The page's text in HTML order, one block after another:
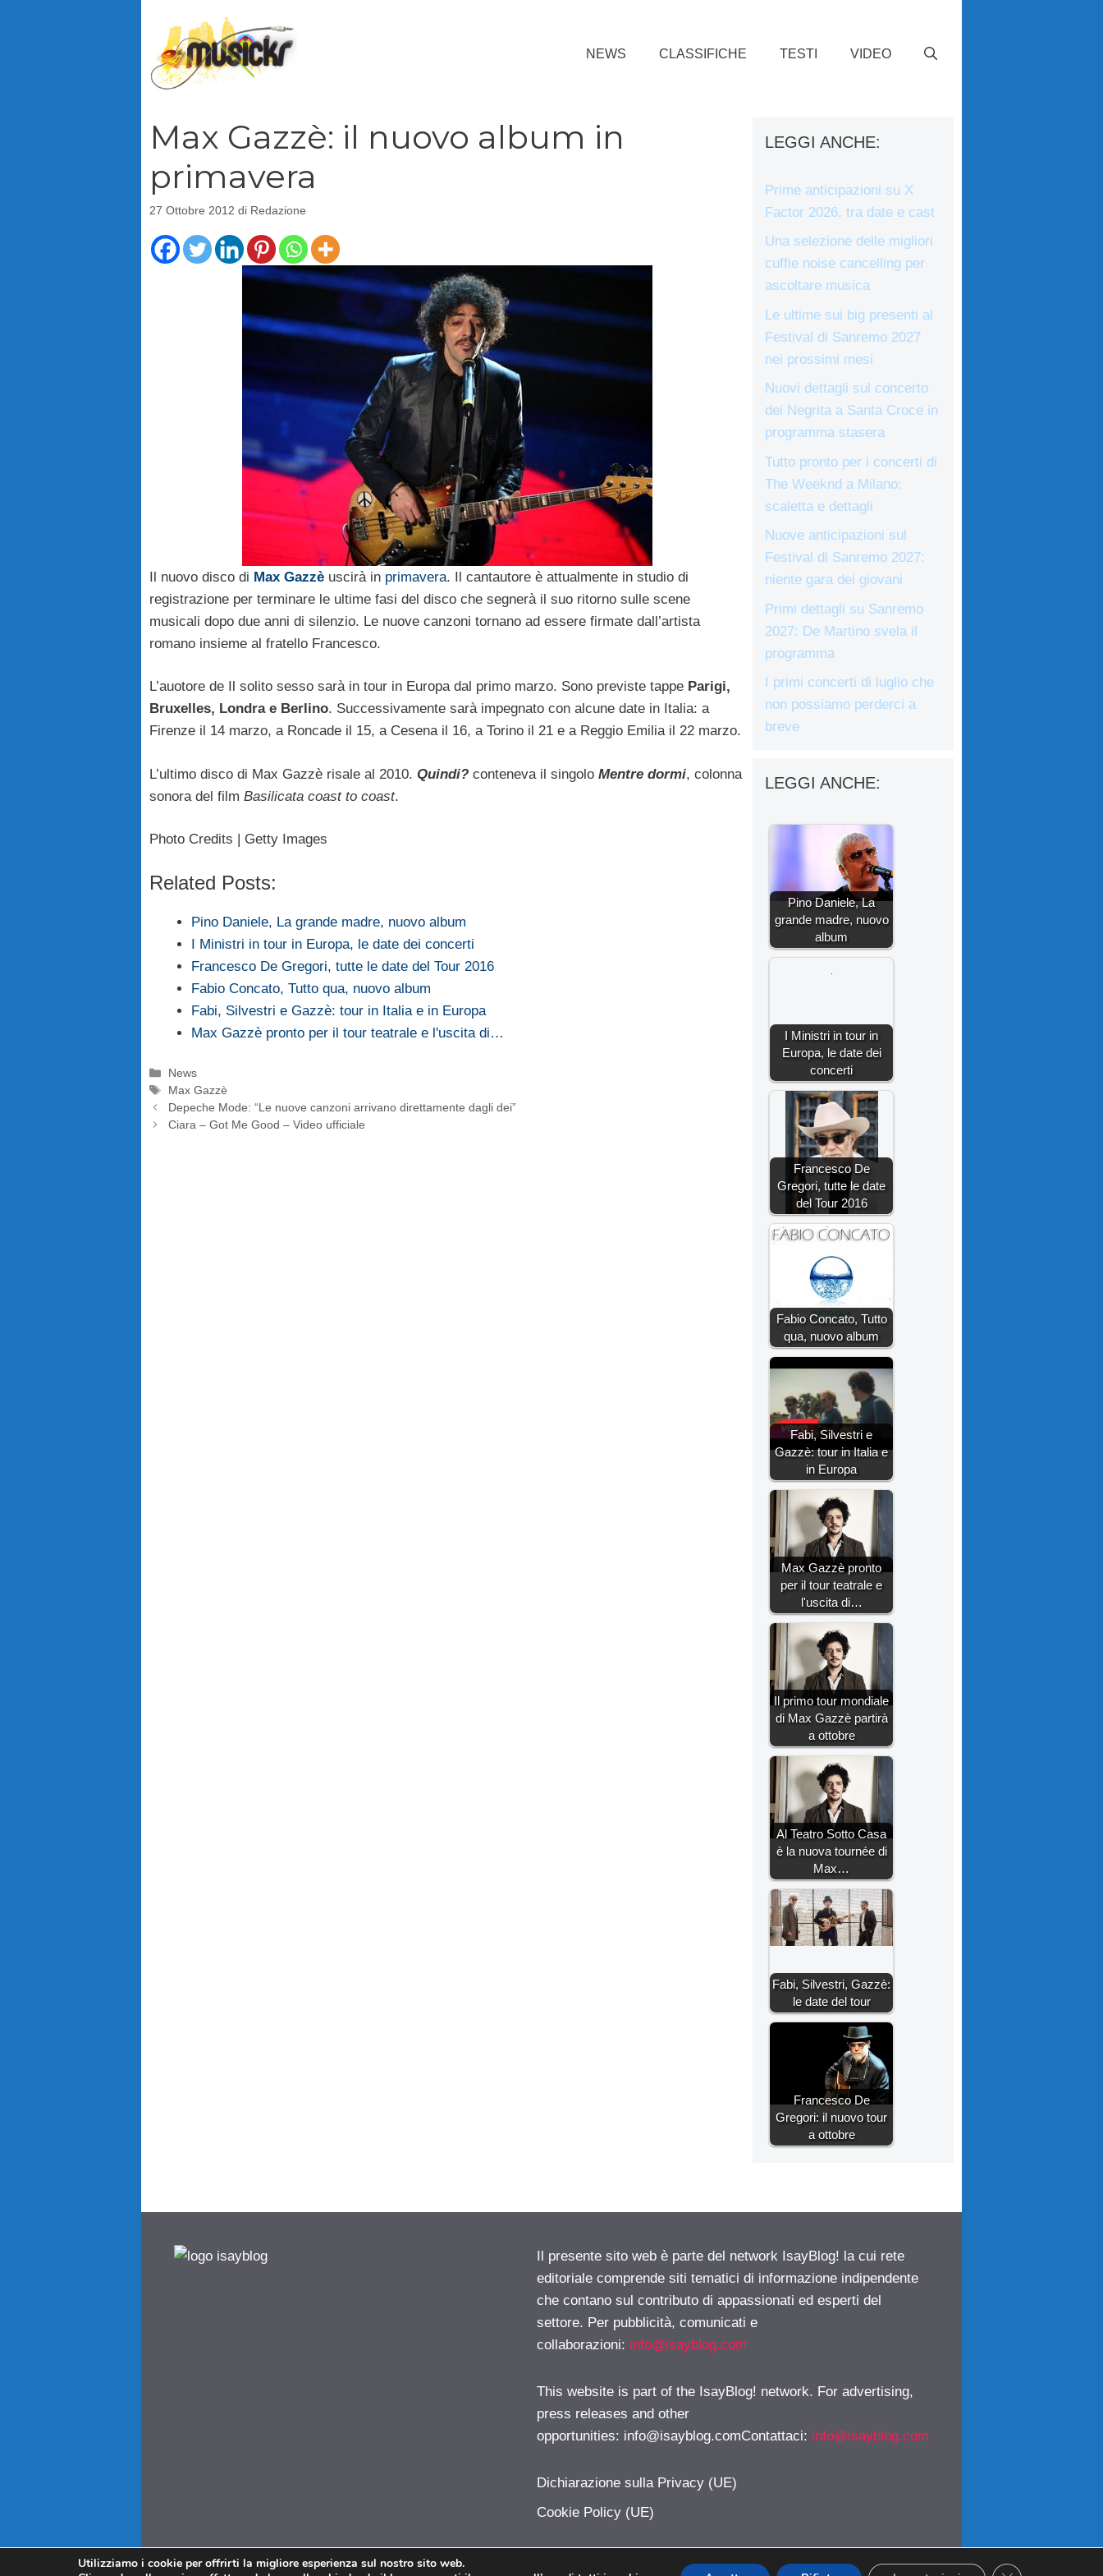
NEWS CLASSIFICHE TESTI VIDEO
Max Gazzè: il nuovo album in
primavera
27 Ottobre 2012 di Redazione
Il nuovo disco di Max Gazzè uscirà in primavera. Il cantautore è attualmente in studio di
registrazione per terminare le ultime fasi del disco che segnerà il suo ritorno sulle scene
musicali dopo due anni di silenzio. Le nuove canzoni tornano ad essere firmate dall’artista
romano insieme al fratello Francesco.
L’auotore de Il solito sesso sarà in tour in Europa dal primo marzo. Sono previste tappe Parigi,
Bruxelles, Londra e Berlino. Successivamente sarà impegnato con alcune date in Italia: a
Firenze il 14 marzo, a Roncade il 15, a Cesena il 16, a Torino il 21 e a Reggio Emilia il 22 marzo.
L’ultimo disco di Max Gazzè risale al 2010. Quindi? conteneva il singolo Mentre dormi, colonna
sonora del film Basilicata coast to coast.
Photo Credits | Getty Images
Related Posts:
Pino Daniele, La grande madre, nuovo album
I Ministri in tour in Europa, le date dei concerti
Francesco De Gregori, tutte le date del Tour 2016
Fabio Concato, Tutto qua, nuovo album
Fabi, Silvestri e Gazzè: tour in Italia e in Europa
Max Gazzè pronto per il tour teatrale e l'uscita di…
Categorie
News
Tag
Max Gazzè
Depeche Mode: “Le nuove canzoni arrivano direttamente dagli dei”
Ciara – Got Me Good – Video ufficiale
LEGGI ANCHE:
Prime anticipazioni su X
Factor 2026, tra date e cast
Una selezione delle migliori
cuffie noise cancelling per
ascoltare musica
Le ultime sui big presenti al
Festival di Sanremo 2027
nei prossimi mesi
Nuovi dettagli sul concerto
dei Negrita a Santa Croce in
programma stasera
Tutto pronto per i concerti di
The Weeknd a Milano:
scaletta e dettagli
Nuove anticipazioni sul
Festival di Sanremo 2027:
niente gara dei giovani
Primi dettagli su Sanremo
2027: De Martino svela il
programma
I primi concerti di luglio che
non possiamo perderci a
breve
LEGGI ANCHE:
Pino Daniele, La
grande madre, nuovo
album
I Ministri in tour in
Europa, le date dei
concerti
Francesco De
Gregori, tutte le date
del Tour 2016
Fabio Concato, Tutto
qua, nuovo album
Fabi, Silvestri e
Gazzè: tour in Italia e
in Europa
Max Gazzè pronto
per il tour teatrale e
l'uscita di…
Il primo tour mondiale
di Max Gazzè partirà
a ottobre
Al Teatro Sotto Casa
è la nuova tournée di
Max…
Fabi, Silvestri, Gazzè:
le date del tour
Francesco De
Gregori: il nuovo tour
a ottobre
Il presente sito web è parte del network IsayBlog! la cui rete
editoriale comprende siti tematici di informazione indipendente
che contano sul contributo di appassionati ed esperti del
settore. Per pubblicità, comunicati e
collaborazioni: info@isayblog.com
This website is part of the IsayBlog! network. For advertising,
press releases and other
opportunities: info@isayblog.comContattaci: info@isayblog.com
Dichiarazione sulla Privacy (UE)
Cookie Policy (UE)
Utilizziamo i cookie per offrirti la migliore esperienza sul nostro sito web.